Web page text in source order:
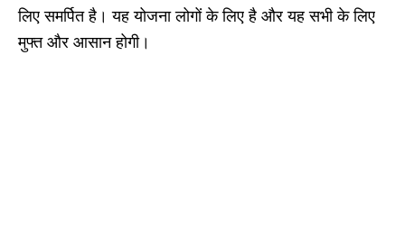
लिए समर्पित है। यह योजना लोगों के लिए है और यह सभी के लिए
मुफ्त और आसान होगी।